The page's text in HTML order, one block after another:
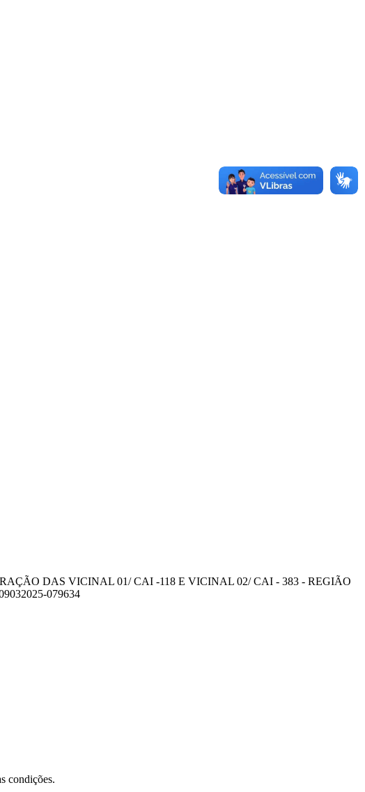
DAS VICINAL 01/ CAI -118 E VICINAL 02/ CAI - 383 - REGIÃO
079634
condições.